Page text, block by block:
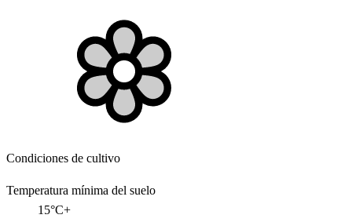
Condiciones de cultivo
Temperatura mínima del suelo
15°C+